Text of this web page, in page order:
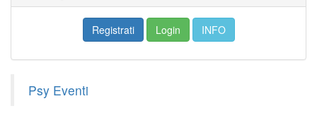
Registrati Login INFO
Psy Eventi